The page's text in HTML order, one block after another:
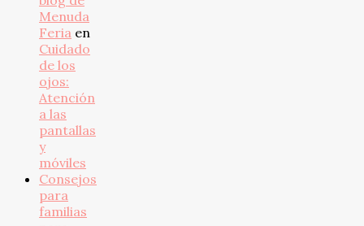
Menuda
Feria en
Cuidado
de los
ojos:
Atención
a las
pantallas
y
móviles
Consejos
para
familias